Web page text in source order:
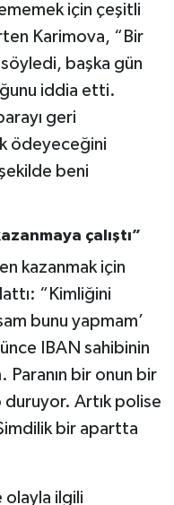
için çeşitli
Karimova, “Bir
söyledi, başka gün
iddia etti.
geri
ödeyeceğini
beni
çalıştı”
kazanmak için
“Kimliğini
bunu yapmam’
IBAN sahibinin
Paranın bir onun bir
Artık polise
bir apartta
olayla ilgili